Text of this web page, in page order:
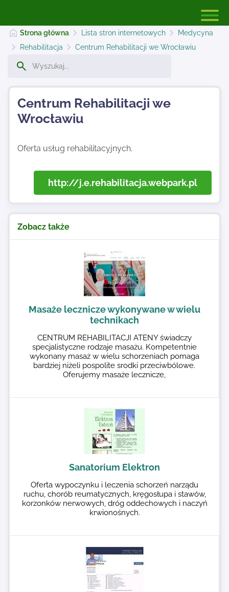
Dodaj stronę
Najnowsze
Strona główna Lista stron internetowych
Medycyna
Rehabilitacja
Centrum Rehabilitacji we Wrocławiu
Centrum Rehabilitacji we
Wrocławiu
Oferta usług rehabilitacyjnych.
http://j.e.rehabilitacja.webpark.pl
Zobacz także
Masaże lecznicze wykonywane w wielu
technikach
CENTRUM REHABILITACJI ATENY świadczy
specjalistyczne rodzaje masażu. Kompetentnie
wykonany masaż w wielu schorzeniach pomaga
bardziej niżeli pospolite srodki przeciwbólowe.
Oferujemy masaże lecznicze,
Sanatorium Elektron
Oferta wypoczynku i leczenia schorzeń narządu
ruchu, chorób reumatycznych, kręgosłupa i stawów,
korzonków nerwowych, dróg oddechowych i naczyń
krwionośnych.